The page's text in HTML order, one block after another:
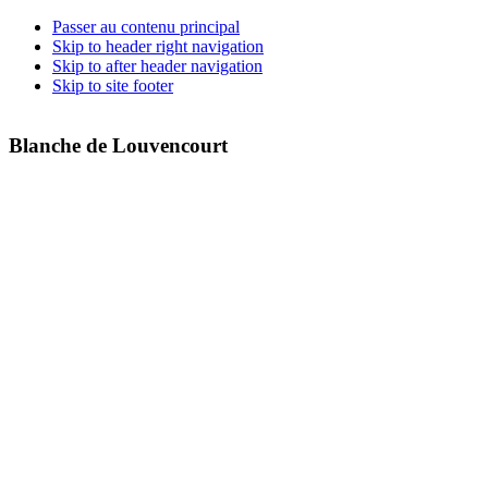
Passer au contenu principal
Skip to header right navigation
Skip to after header navigation
Skip to site footer
Blanche de Louvencourt